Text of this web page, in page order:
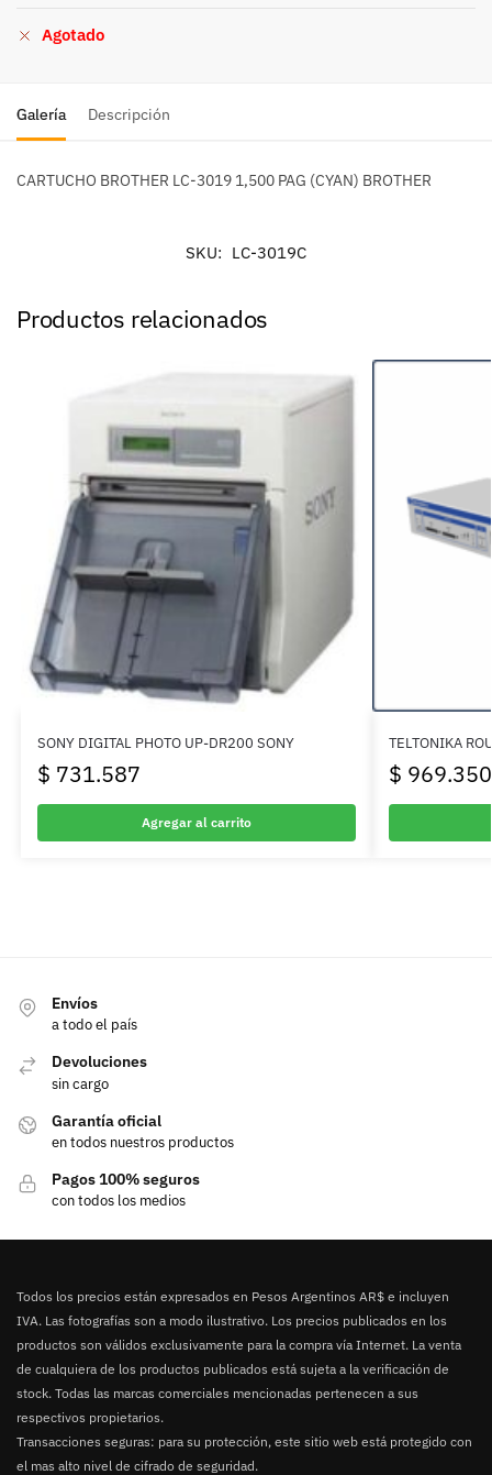
Agotado
Galería Descripción
CARTUCHO BROTHER LC-3019 1,500 PAG (CYAN) BROTHER
SKU: LC-3019C
Productos relacionados
SONY DIGITAL PHOTO UP-DR200 SONY
$ 731.587
Agregar al carrito
TELTONIKA
$ 969.350
Envíos
a todo el país
Devoluciones
sin cargo
Garantía oficial
en todos nuestros productos
Pagos 100% seguros
con todos los medios
Todos los precios están expresados en Pesos Argentinos AR$ e incluyen
IVA. Las fotografías son a modo ilustrativo. Los precios publicados en los
productos son válidos exclusivamente para la compra vía Internet. La venta
de cualquiera de los productos publicados está sujeta a la verificación de
stock. Todas las marcas comerciales mencionadas pertenecen a sus
respectivos propietarios.
Transacciones seguras: para su protección, este sitio web está protegido con
el mas alto nivel de cifrado de seguridad.